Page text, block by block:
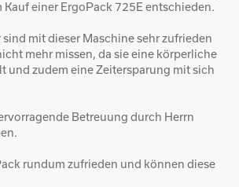
Kauf einer ErgoPack 725E entschieden.
mit dieser Maschine sehr zufrieden
mehr missen, da sie eine körperliche
und zudem eine Zeitersparung mit sich
Betreuung durch Herrn
rundum zufrieden und können diese